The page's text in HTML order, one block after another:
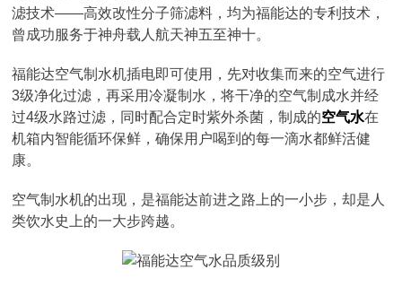
滤技术——高效改性分子筛滤料，均为福能达的专利技术，
曾成功服务于神舟载人航天神五至神十。
福能达空气制水机插电即可使用，先对收集而来的空气进行
3级净化过滤，再采用冷凝制水，将干净的空气制成水并经
过4级水路过滤，同时配合定时紫外杀菌，制成的空气水在
机箱内智能循环保鲜，确保用户喝到的每一滴水都鲜活健
康。
空气制水机的出现，是福能达前进之路上的一小步，却是人
类饮水史上的一大步跨越。